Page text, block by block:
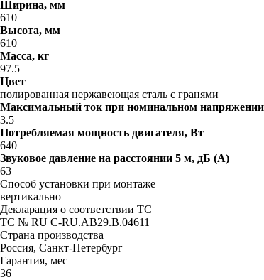
Ширина, мм
610
Высота, мм
610
Масса, кг
97.5
Цвет
полированная нержавеющая сталь с гранями
Максимальный ток при номинальном
3.5
Потребляемая мощность двигателя, Вт
640
Звуковое давление на расстоянии 5 м, дБ (A)
63
Способ установки при монтаже
вертикально
Декларация о соответствии ТС
ТС № RU С-RU.АB29.B.04611
Страна производства
Россия, Санкт-Петербург
Гарантия, мес
36